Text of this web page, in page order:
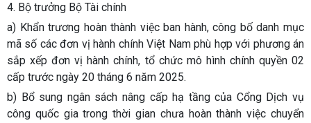
4. Bộ trưởng Bộ Tài chính
a) Khẩn trương hoàn thành việc ban hành, công bố danh mục
mã số các đơn vị hành chính Việt Nam phù hợp với phương án
sắp xếp đơn vị hành chính, tổ chức mô hình chính quyền 02
cấp trước ngày 20 tháng 6 năm 2025.
b) Bổ sung ngân sách nâng cấp hạ tầng của Cổng Dịch vụ
công quốc gia trong thời gian chưa hoàn thành việc chuyển